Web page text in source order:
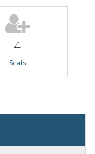
4
Seats